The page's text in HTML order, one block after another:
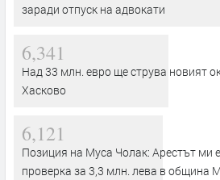
заради отпуск на адвокати
6,341
Над 33 млн. евро ще струва новият
Хасково
6,121
Позиция на Муса Чолак: Арестът ми
проверка за 3,3 млн. лева в община